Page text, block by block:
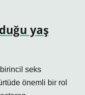
yaş
seks
önemli bir rol